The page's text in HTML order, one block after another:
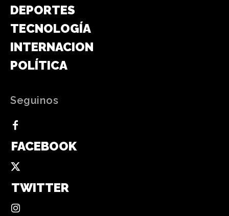
DEPORTES
TECNOLOGÍA
INTERNACIONAL
POLÍTICA
Seguinos
FACEBOOK
TWITTER